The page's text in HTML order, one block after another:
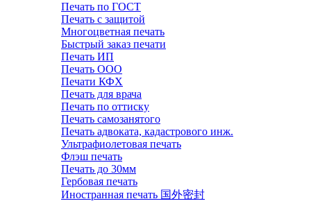
Печать по ГОСТ
Печать с защитой
Многоцветная печать
Быстрый заказ печати
Печать ИП
Печать ООО
Печати КФХ
Печать для врача
Печать по оттиску
Печать самозанятого
Печать адвоката, кадастрового инж.
Ультрафиолетовая печать
Флэш печать
Печать до 30мм
Гербовая печать
Иностранная печать 国外密封